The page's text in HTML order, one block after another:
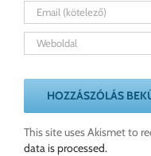
This site uses Akismet to
data is processed.